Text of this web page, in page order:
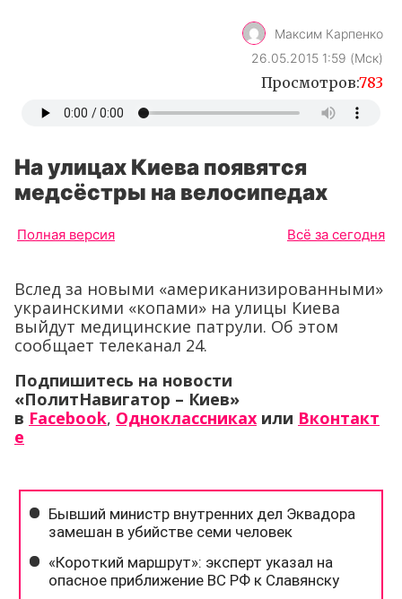
Максим Карпенко
26.05.2015 1:59 (Мск)
Просмотров:783
На улицах Киева появятся
медсёстры на велосипедах
Полная версия Всё за сегодня
Вслед за новыми «американизированными»
украинскими «копами» на улицы Киева
выйдут медицинские патрули. Об этом
сообщает телеканал 24.
Подпишитесь на новости
«ПолитНавигатор – Киев»
в Facebook, Одноклассниках или Вконтакт
е